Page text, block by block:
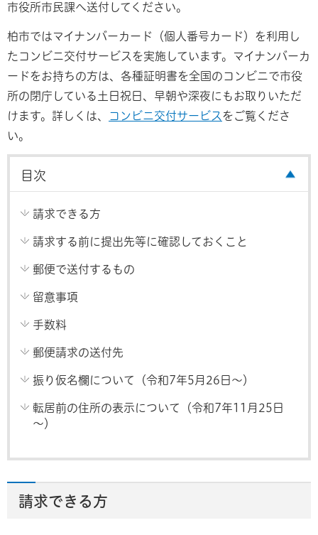
市役所市民課へ送付してください。
柏市ではマイナンバーカード（個人番号カード）を利用し
たコンビニ交付サービスを実施しています。マイナンバーカ
ードをお持ちの方は、各種証明書を全国のコンビニで市役
所の閉庁している土日祝日、早朝や深夜にもお取りいただ
けます。詳しくは、
コンビニ交付サービス をご覧くださ
い。
目次
請求できる方
請求する前に提出先等に確認しておくこと
郵便で送付するもの
留意事項
手数料
郵便請求の送付先
振り仮名欄について（令和7年5月26日～）
転居前の住所の表示について（令和7年11月25日
～）
請求できる方